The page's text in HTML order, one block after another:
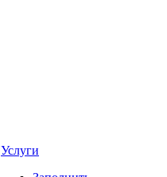
Услуги